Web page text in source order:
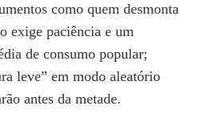
como quem desmonta
exige paciência e um
de consumo popular;
leve” em modo aleatório
antes da metade.